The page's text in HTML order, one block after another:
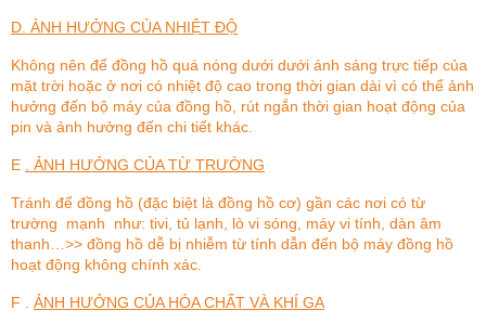
D. ẢNH HƯỞNG CỦA NHIỆT ĐỘ
Không nên để đồng hồ quá nóng dưới dưới ánh sáng trực tiếp của
mặt trời hoặc ở nơi có nhiệt độ cao trong thời gian dài vì có thể ảnh
hưởng đến bộ máy của đồng hồ, rút ngắn thời gian hoạt động của
pin và ảnh hưởng đến chi tiết khác.
E . ẢNH HƯỞNG CỦA TỪ TRƯỜNG
Tránh để đồng hồ (đặc biệt là đồng hồ cơ) gần các nơi có từ
trường mạnh như: tivi, tủ lạnh, lò vi sóng, máy vi tính, dàn âm
thanh…>> đồng hồ dễ bị nhiễm từ tính dẫn đến bộ máy đồng hồ
hoạt động không chính xác.
F . ẢNH HƯỞNG CỦA HÓA CHẤT VÀ KHÍ GA